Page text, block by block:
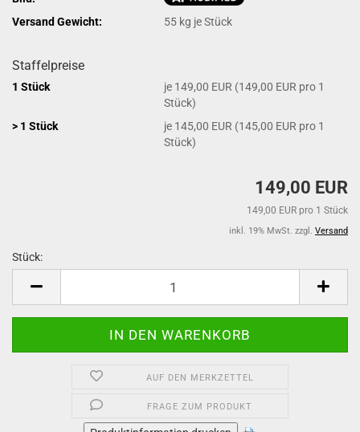
Versand Gewicht:
55 kg je Stück
Staffelpreise
1 Stück
je 149,00 EUR (149,00 EUR pro 1
Stück)
> 1 Stück
je 145,00 EUR (145,00 EUR pro 1
Stück)
149,00 EUR
149,00 EUR pro 1 Stück
inkl. 19% MwSt. zzgl. Versand
Stück:
AUF DEN MERKZETTEL
FRAGE ZUM PRODUKT